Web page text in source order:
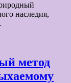
наследия,
метод